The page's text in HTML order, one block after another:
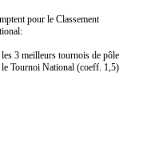
pour le Classement
les 3 meilleurs tournois de pôle
le Tournoi National (coeff. 1,5)